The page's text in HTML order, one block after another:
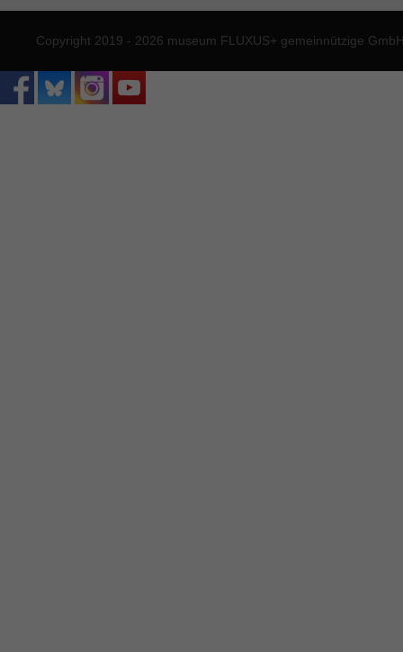
Copyright 2019 - 2026 museum FLUXUS+ gemeinnützige